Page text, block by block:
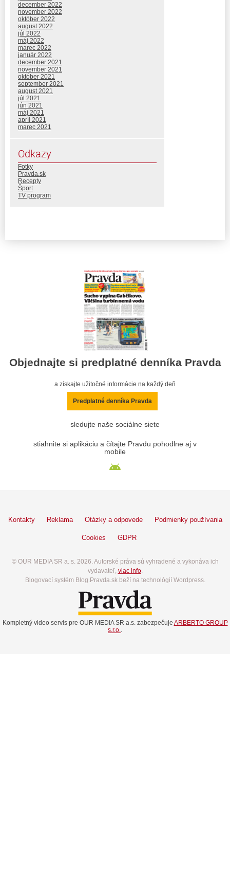
december 2022
november 2022
október 2022
august 2022
júl 2022
máj 2022
marec 2022
január 2022
december 2021
november 2021
október 2021
september 2021
august 2021
júl 2021
jún 2021
máj 2021
apríl 2021
marec 2021
Odkazy
Fotky
Pravda.sk
Recepty
Šport
TV program
Objednajte si predplatné denníka Pravda
a získajte užitočné informácie na každý deň
Predplatné denníka Pravda
sledujte naše sociálne siete
stiahnite si aplikáciu a čítajte Pravdu pohodlne aj v
mobile
Kontakty Reklama Otázky a odpovede Podmienky používania
Cookies GDPR
© OUR MEDIA SR a. s. 2026. Autorské práva sú vyhradené a vykonáva ich
vydavateľ, viac info.
Blogovací systém Blog.Pravda.sk beží na technológií Wordpress.
Kompletný video servis pre OUR MEDIA SR a.s. zabezpečuje ARBERTO GROUP
s.r.o..